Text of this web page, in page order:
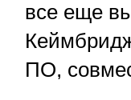
все еще
ПО,